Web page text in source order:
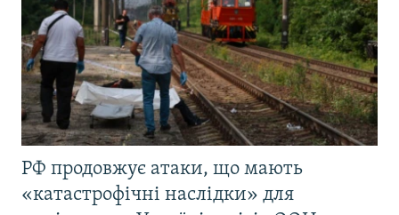
РФ продовжує атаки, що мають
«катастрофічні наслідки» для